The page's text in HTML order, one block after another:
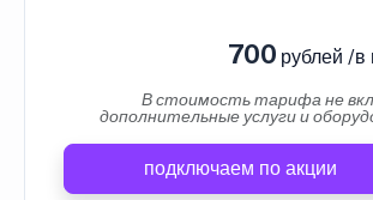
700 рублей /в
В стоимость тарифа не
дополнительные услуги и
подключаем по акции